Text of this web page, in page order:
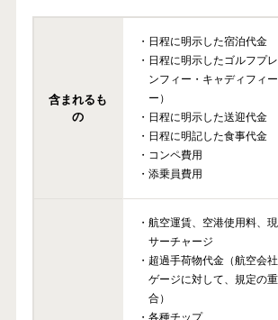
含まれるも
の
・日程に明示した宿泊代金
・日程に明示したゴルフプ
ンフィー・キャディフィ
ー）
・日程に明示した送迎代金
・日程に明記した食事代金
・コンペ費用
・添乗員費用
・航空運賃、空港使用料、
サーチャージ
・超過手荷物代金（航空会
ゲージに対して、規定の
合）
・各種チップ